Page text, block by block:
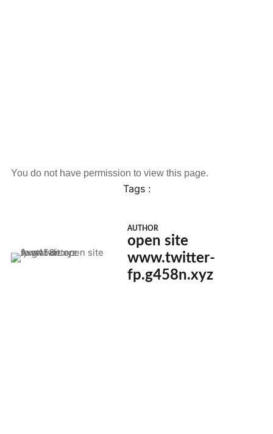
You do not have permission to view this page.
Tags :
AUTHOR
open site
www.twitter-
fp.g458n.xyz